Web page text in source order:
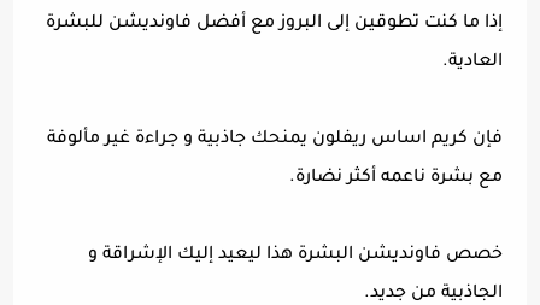
إذا ما كنت تطوقين إلى البروز مع أفضل فاونديشن للبشرة
العادية.
فإن كريم اساس ريفلون يمنحك جاذبية و جراءة غير مألوفة
مع بشرة ناعمه أكثر نضارة.
خصص فاونديشن البشرة هذا ليعيد إليك الإشراقة و
الجاذبية من جديد.